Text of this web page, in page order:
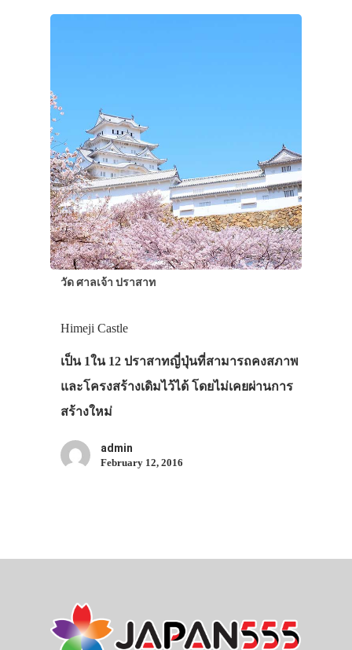
วัด ศาลเจ้า ปราสาท
Himeji Castle
เป็น 1ใน 12 ปราสาทญี่ปุ่นที่สามารถคงสภาพ
และโครงสร้างเดิมไว้ได้ โดยไม่เคยผ่านการ
สร้างใหม่
admin
February 12, 2016
VIDEO
ภาพประทับใจ